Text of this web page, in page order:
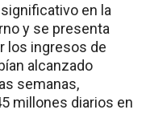
en la
y se presenta
los ingresos de
alcanzado
semanas,
millones diarios en